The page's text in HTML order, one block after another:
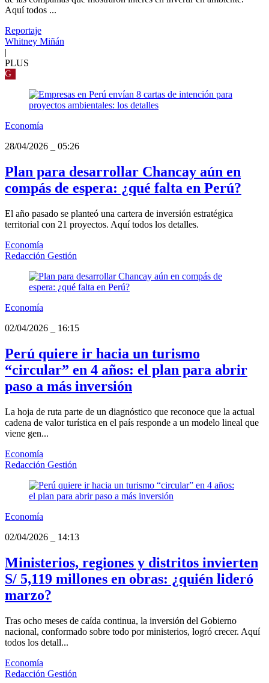
Aquí todos ...
Reportaje
Whitney Miñán
|
PLUS
G
Economía
28/04/2026
05:26
Plan para desarrollar Chancay aún en
compás de espera: ¿qué falta en Perú?
El año pasado se planteó una cartera de inversión estratégica
territorial con 21 proyectos. Aquí todos los detalles.
Economía
Redacción Gestión
Economía
02/04/2026
16:15
Perú quiere ir hacia un turismo
“circular” en 4 años: el plan para abrir
paso a más inversión
La hoja de ruta parte de un diagnóstico que reconoce que la actual
cadena de valor turística en el país responde a un modelo lineal que
viene gen...
Economía
Redacción Gestión
Economía
02/04/2026
14:13
Ministerios, regiones y distritos invierten
S/ 5,119 millones en obras: ¿quién lideró
marzo?
Tras ocho meses de caída continua, la inversión del Gobierno
nacional, conformado sobre todo por ministerios, logró crecer. Aquí
todos los detall...
Economía
Redacción Gestión